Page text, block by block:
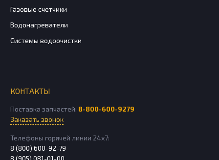
Газовые счетчики
Водонагреватели
Системы водоочистки
КОНТАКТЫ
Поставка запчастей: 8-800-600-9279
Заказать звонок
Телефоны горячей линии 24х7:
8 (800) 600-92-79
8 (905) 081-01-00